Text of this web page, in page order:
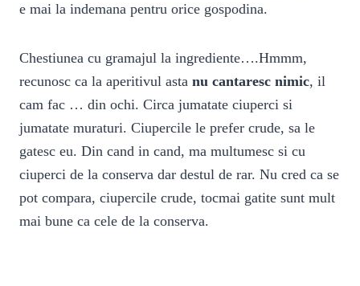
e mai la indemana pentru orice gospodina.
Chestiunea cu gramajul la ingrediente….Hmmm,
recunosc ca la aperitivul asta nu cantaresc nimic, il
cam fac … din ochi. Circa jumatate ciuperci si
jumatate muraturi. Ciupercile le prefer crude, sa le
gatesc eu. Din cand in cand, ma multumesc si cu
ciuperci de la conserva dar destul de rar. Nu cred ca se
pot compara, ciupercile crude, tocmai gatite sunt mult
mai bune ca cele de la conserva.